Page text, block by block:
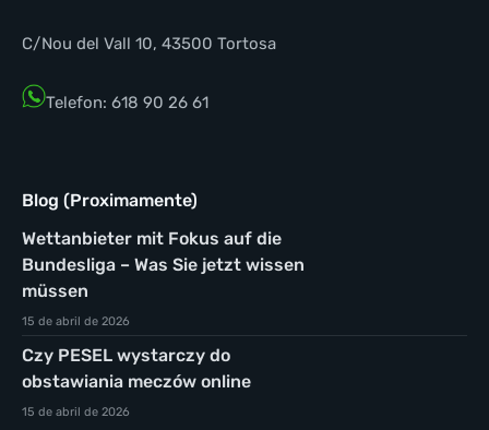
C/Nou del Vall 10, 43500 Tortosa
Telefon: 618 90 26 61
Blog (Proximamente)
Wettanbieter mit Fokus auf die
Bundesliga – Was Sie jetzt wissen
müssen
15 de abril de 2026
Czy PESEL wystarczy do
obstawiania meczów online
15 de abril de 2026